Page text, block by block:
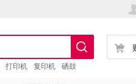
打印机 复印机 硒鼓